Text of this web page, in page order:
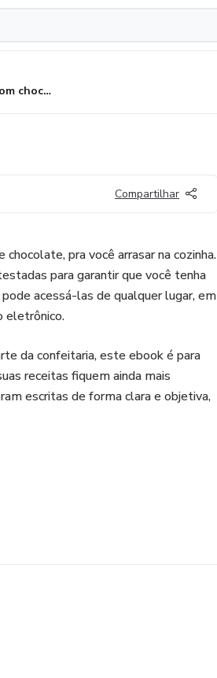
20 Receitas com chocolate
Compartilhar
pra você arrasar na cozinha.
para garantir que você tenha
acessá-las de qualquer lugar, em
eletrônico.
da confeitaria, este ebook é para
receitas fiquem ainda mais
escritas de forma clara e objetiva,
amigos e familiares com